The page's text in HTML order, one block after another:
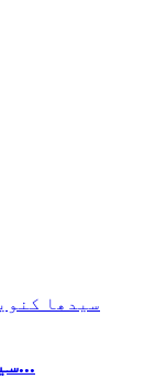
YA-VA سیدھے کنویئر موڈ...